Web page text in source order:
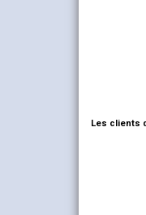
Les clients